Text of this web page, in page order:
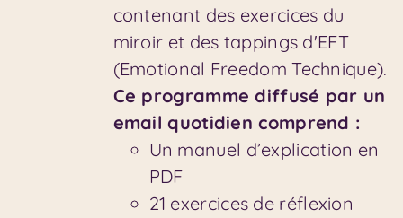
contenant des exercices du
miroir et des tappings d'EFT
(Emotional Freedom Technique).
Ce programme diffusé par un
email quotidien comprend :
Un manuel d’explication en
PDF
21 exercices de réflexion